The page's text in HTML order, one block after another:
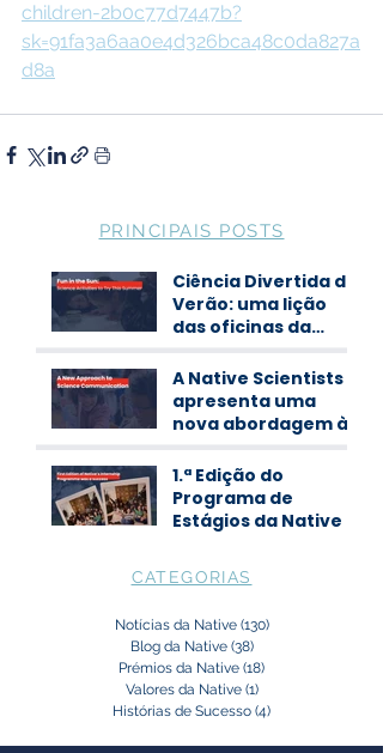
children-2b0c77d7447b?
sk=91fa3a6aa0e4d326bca48c0da827a
d8a
PRINCIPAIS POSTS
Ciência Divertida de
Verão: uma lição
das oficinas da
A Native Scientists
apresenta uma
nova abordagem à
ciência
1.ª Edição do
Programa de
Estágios da Native
CATEGORIAS
Notícias da Native (130)130 posts
Blog da Native (38)38 posts
Prémios da Native (18)
Valores da Native (1)1 post
Histórias de Sucesso (4)